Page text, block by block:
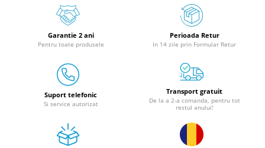
Batoze - mori desfacat porumb
Granulatoare
Mori pentru cereale
Mori pentru furaje
Mori pentru furaje si resturi
Piese si accesorii mori
Tocatoare furaje si crengi
Garantie 2 ani
Pentru toate produsele
Perioada Retur
In 14 zile prin Formular Retur
Suport telefonic
Si service autorizat
Transport gratuit
De la a 2-a comanda, pentru tot
restul anului!